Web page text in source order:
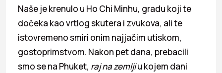
Naše je krenulo u Ho Chi Minhu, gradu koji te
dočeka kao vrtlog skutera i zvukova, ali te
istovremeno smiri onim najjačim utiskom,
gostoprimstvom. Nakon pet dana, prebacili
smo se na Phuket, raj na zemljiu kojem dani